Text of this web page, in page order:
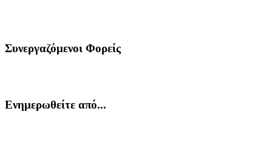
Συνεργαζόμενοι Φορείς
Ενημερωθείτε από...